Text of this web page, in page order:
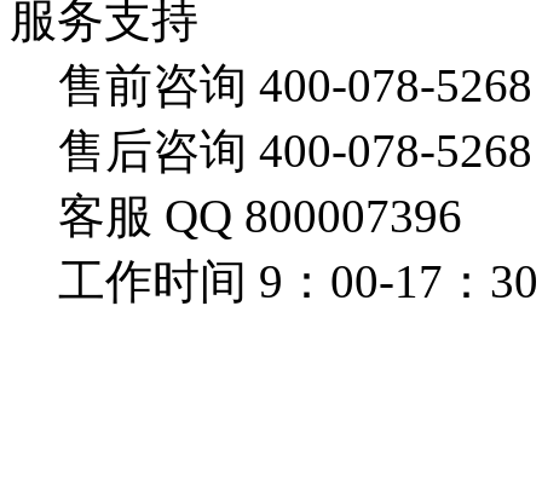
服务支持
售前咨询 400-078-5268
售后咨询 400-078-5268
客服 QQ 800007396
工作时间 9：00-17：30